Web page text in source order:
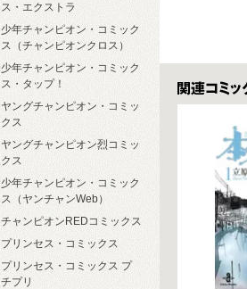
関連コミック
ス・エクストラ
少年チャンピオン・コミック
ス（チャンピオンクロス）
少年チャンピオン・コミック
ス・タップ！
ヤングチャンピオン・コミッ
クス
ヤングチャンピオン烈コミッ
クス
少年チャンピオン・コミック
ス（ヤンチャンWeb）
チャンピオンREDコミックス
プリンセス・コミックス
プリンセス・コミックス プ
チプリ